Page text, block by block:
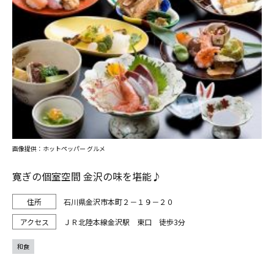
寛ぎの個室空間 金沢の味を堪能♪
石川県金沢市本町２－１９－２０
ＪＲ北陸本線金沢駅 東口 徒歩3分
画像提供：ホットペッパー グルメ
和食